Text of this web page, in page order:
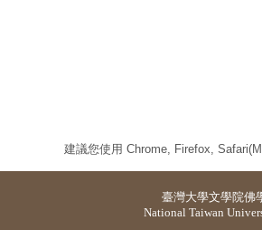
建議您使用 Chrome, Firefox,
臺灣大學文學院佛
National Taiwan